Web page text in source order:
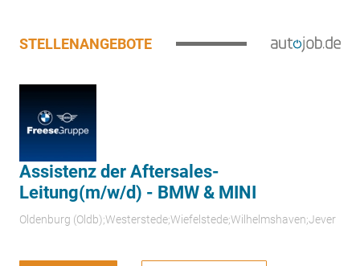
STELLENANGEBOTE
Assistenz der Aftersales-
Leitung(m/w/d) - BMW & MINI
Oldenburg (Oldb);Westerstede;Wiefelstede;Wilhelmshaven;Jever